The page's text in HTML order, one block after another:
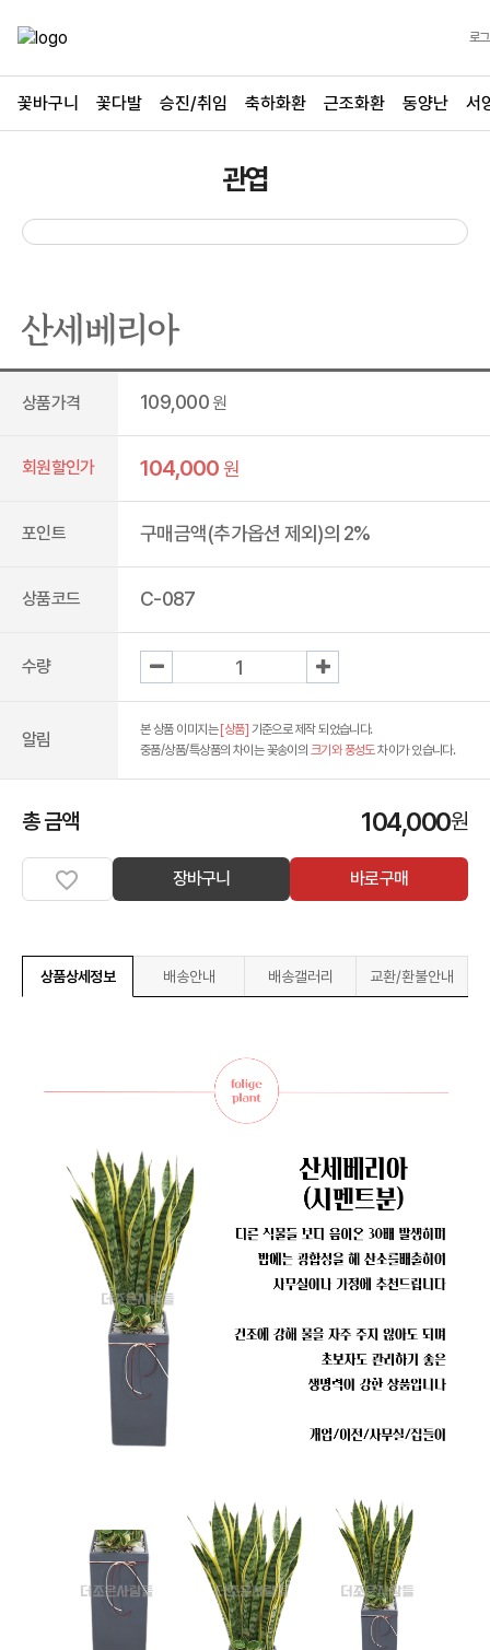
로
꽃바구니 꽃다발 승진/취임 축하화환 근조화환 동양난 서
관엽
산세베리아
상품가격 109,000 원
회원할인가 104,000원
포인트 구매금액(추가옵션 제외)의 2%
상품코드 C-087
수량
알림 본 상품 이미지는 [상품] 기준으로 제작 되었습니다.
중품/상품/특상품의 차이는 꽃송이의 크기와 풍성도차이가 있습니다.
총 금액 104,000원
장바구니 바로구매
상품상세정보 배송안내 배송갤러리 교환/환불안내